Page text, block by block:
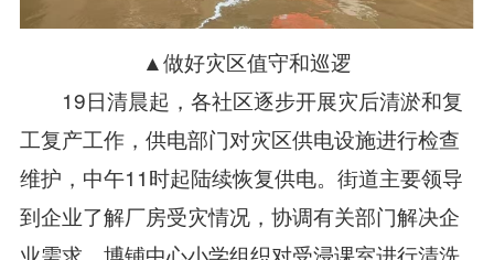
▲做好灾区值守和巡逻
19日清晨起，各社区逐步开展灾后清淤和复
工复产工作，供电部门对灾区供电设施进行检查
维护，中午11时起陆续恢复供电。街道主要领导
到企业了解厂房受灾情况，协调有关部门解决企